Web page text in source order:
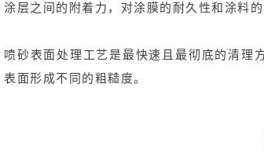
涂层之间的附着力，对涂膜的耐久性和涂料的
喷砂表面处理工艺是最快速且最彻底的清理
表面形成不同的粗糙度。